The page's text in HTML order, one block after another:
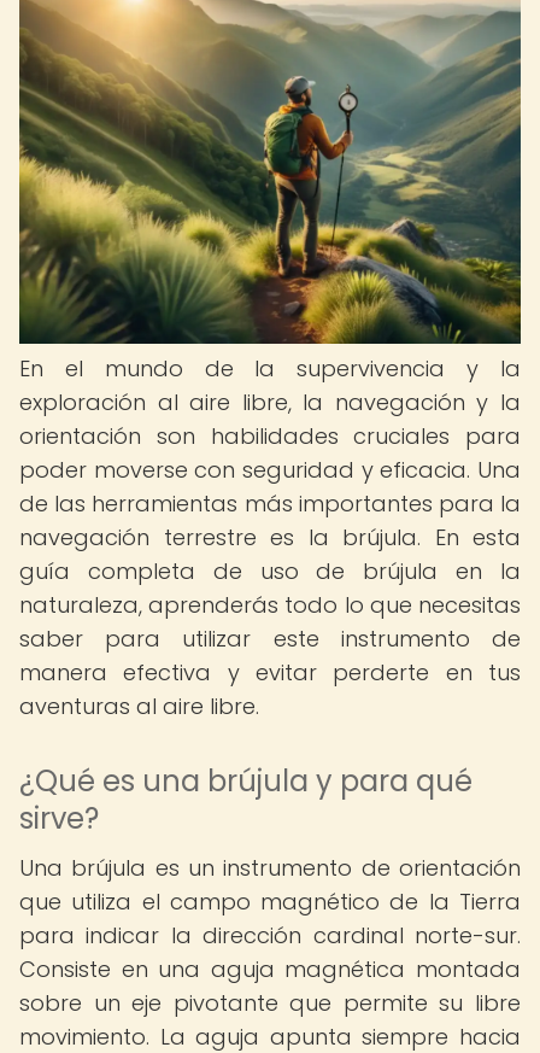
En el mundo de la supervivencia y la
exploración al aire libre, la navegación y la
orientación son habilidades cruciales para
poder moverse con seguridad y eficacia. Una
de las herramientas más importantes para la
navegación terrestre es la brújula. En esta
guía completa de uso de brújula en la
naturaleza, aprenderás todo lo que necesitas
saber para utilizar este instrumento de
manera efectiva y evitar perderte en tus
aventuras al aire libre.
¿Qué es una brújula y para qué
sirve?
Una brújula es un instrumento de orientación
que utiliza el campo magnético de la Tierra
para indicar la dirección cardinal norte-sur.
Consiste en una aguja magnética montada
sobre un eje pivotante que permite su libre
movimiento. La aguja apunta siempre hacia